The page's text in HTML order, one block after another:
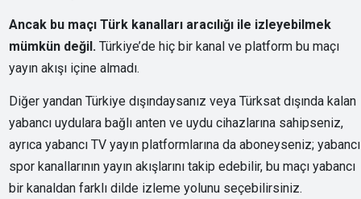
Ancak bu maçı Türk kanalları aracılığı ile izleyebilmek
mümkün değil. Türkiye’de hiç bir kanal ve platform bu maçı
yayın akışı içine almadı.
Diğer yandan Türkiye dışındaysanız veya Türksat dışında kalan
yabancı uydulara bağlı anten ve uydu cihazlarına sahipseniz,
ayrıca yabancı TV yayın platformlarına da aboneyseniz; yabancı
spor kanallarının yayın akışlarını takip edebilir, bu maçı yabancı
bir kanaldan farklı dilde izleme yolunu seçebilirsiniz.